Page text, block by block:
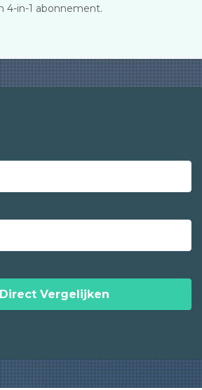
4-in-1 abonnement.
Direct Vergelijken